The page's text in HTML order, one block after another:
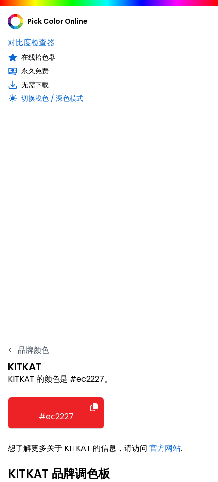
Pick Color Online
对比度检查器
在线拾色器
永久免费
无需下载
切换浅色 / 深色模式
< 品牌颜色
KITKAT
KITKAT 的颜色是 #ec2227。
#ec2227
想了解更多关于 KITKAT 的信息，请访问 官方网站.
KITKAT 品牌调色板